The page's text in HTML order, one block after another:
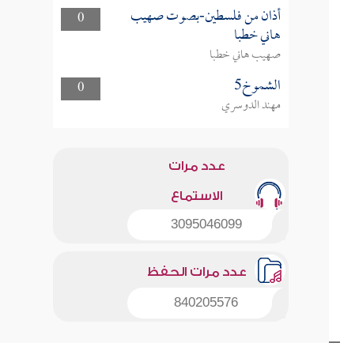
0
أذان من فلسطين-بصوت صهيب
هاني خطبا
صهيب هاني خطبا
0
الشموخ5
مهند الدوسري
عدد مرات
الاستماع
3095046099
عدد مرات الحفظ
840205576